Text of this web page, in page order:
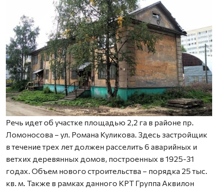
Речь идет об участке площадью 2,2 га в районе пр.
Ломоносова – ул. Романа Куликова. Здесь застройщик
в течение трех лет должен расселить 6 аварийных и
ветхих деревянных домов, построенных в 1925-31
годах. Объем нового строительства – порядка 25 тыс.
кв. м. Также в рамках данного КРТ Группа Аквилон